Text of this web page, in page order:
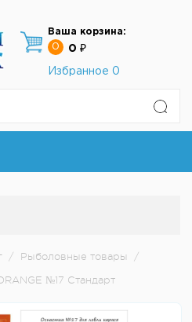
Ваша корзина:
0
0 ₽
Избранное 0
/ Рыболовные товары
/
№17 Стандарт